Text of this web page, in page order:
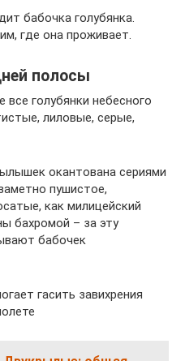
бабочка голубянка.
где она проживает.
полосы
все голубянки небесного
лиловые, серые,
окантована сериями
пушистое,
как милицейский
бахромой – за эту
бабочек
гасить завихрения